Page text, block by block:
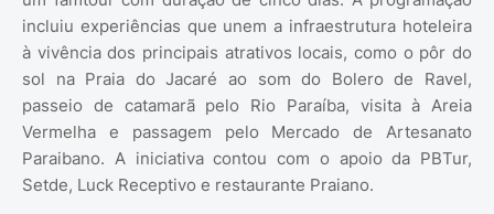
incluiu experiências que unem a infraestrutura hoteleira
à vivência dos principais atrativos locais, como o pôr do
sol na Praia do Jacaré ao som do Bolero de Ravel,
passeio de catamarã pelo Rio Paraíba, visita à Areia
Vermelha e passagem pelo Mercado de Artesanato
Paraibano. A iniciativa contou com o apoio da PBTur,
Setde, Luck Receptivo e restaurante Praiano.